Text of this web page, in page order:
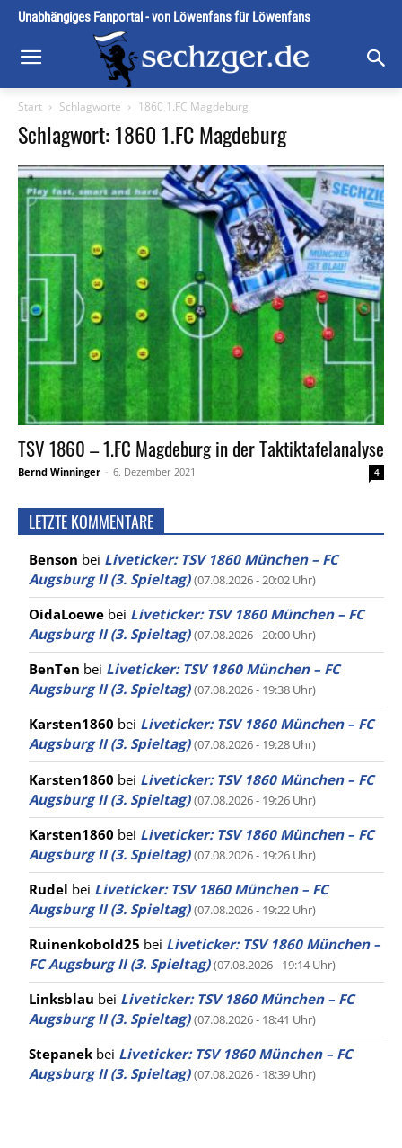
Unabhängiges Fanportal - von Löwenfans für Löwenfans
Start Schlagworte 1860 1.FC Magdeburg
Schlagwort: 1860 1.FC Magdeburg
TSV 1860 – 1.FC Magdeburg in der Taktiktafelanalyse
Bernd Winninger - 6. Dezember 2021 4
LETZTE KOMMENTARE
Benson bei Liveticker: TSV 1860 München – FC
Augsburg II (3. Spieltag) (07.08.2026 - 20:02 Uhr)
OidaLoewe bei Liveticker: TSV 1860 München – FC
Augsburg II (3. Spieltag) (07.08.2026 - 20:00 Uhr)
BenTen bei Liveticker: TSV 1860 München – FC
Augsburg II (3. Spieltag) (07.08.2026 - 19:38 Uhr)
Karsten1860 bei Liveticker: TSV 1860 München – FC
Augsburg II (3. Spieltag) (07.08.2026 - 19:28 Uhr)
Karsten1860 bei Liveticker: TSV 1860 München – FC
Augsburg II (3. Spieltag) (07.08.2026 - 19:26 Uhr)
Karsten1860 bei Liveticker: TSV 1860 München – FC
Augsburg II (3. Spieltag) (07.08.2026 - 19:26 Uhr)
Rudel bei Liveticker: TSV 1860 München – FC
Augsburg II (3. Spieltag) (07.08.2026 - 19:22 Uhr)
Ruinenkobold25 bei Liveticker: TSV 1860 München –
FC Augsburg II (3. Spieltag) (07.08.2026 - 19:14 Uhr)
Linksblau bei Liveticker: TSV 1860 München – FC
Augsburg II (3. Spieltag) (07.08.2026 - 18:41 Uhr)
Stepanek bei Liveticker: TSV 1860 München – FC
Augsburg II (3. Spieltag) (07.08.2026 - 18:39 Uhr)